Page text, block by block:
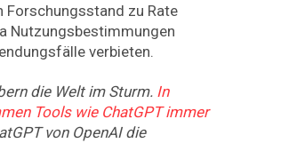
Forschungsstand zu Rate
Nutzungsbestimmungen
verbieten.
die Welt im Sturm. In
Tools wie ChatGPT immer
von OpenAI die